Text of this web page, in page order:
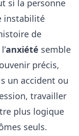
si la personne
instabilité
de
anxiété semble
précis,
un accident ou
travailler
plus logique
seuls.